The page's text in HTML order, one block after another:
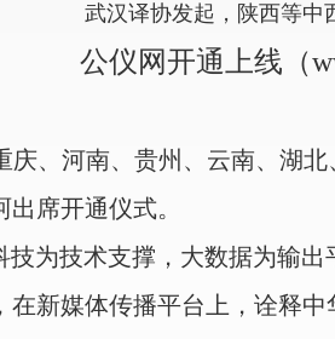
武汉译协发起，陕西等中
公仪网开通上线（
、河南、贵州、云南、湖
席开通仪式。
为技术支撑，大数据为输
新媒体传播平台上，诠释